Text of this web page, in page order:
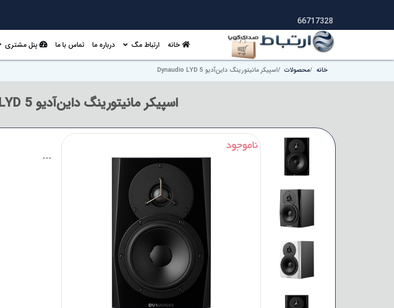
66717328
خانه ارتباط مگ درباره ما تماس با ما پنل مشتری
خانه محصولات اسپیکر مانیتورینگ داین‌آدیو Dynaudio LYD 5
اسپیکر مانیتورینگ داین‌آدیو Dynaudio LYD 5
---